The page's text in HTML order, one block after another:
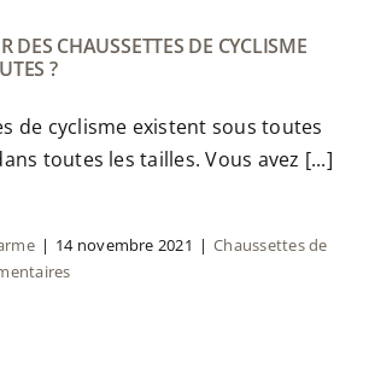
DES CHAUSSETTES DE CYCLISME
?
de cyclisme existent sous toutes
toutes les tailles. Vous avez [...]
| 14 novembre 2021 | Chaussettes de